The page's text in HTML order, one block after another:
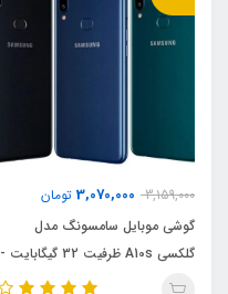
3,159,000
3,070,000 تومان
گوشی موبايل سامسونگ مدل
گلکسی A10s ظرفیت 32 گیگابایت -
رم 2 گیگابایت